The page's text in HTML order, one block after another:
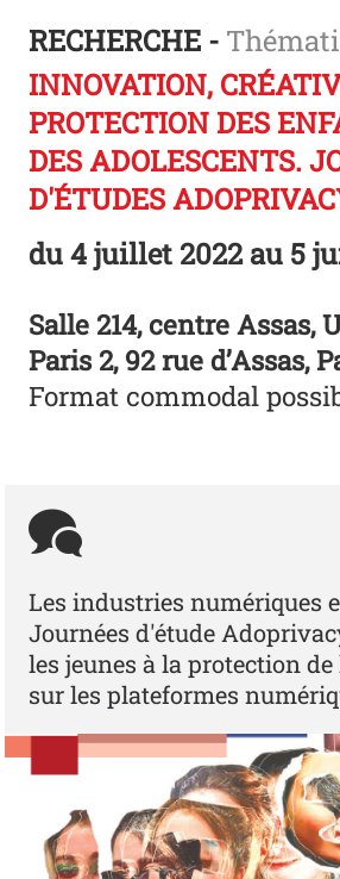
RECHERCHE -
INNOVATION,
PROTECTION DES
DES ADOLESCENTS.
D'ÉTUDES
du4 juillet 2022 au 5
Salle 214, centre Assas,
Paris 2, 92 rue d’Assas,
Format commodal
Les industries numériques
Journées d'étude
les jeunes à la protection
sur les plateformes